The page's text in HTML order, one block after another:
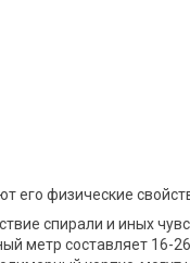
его физические
спирали и иных
метр составляет 16-